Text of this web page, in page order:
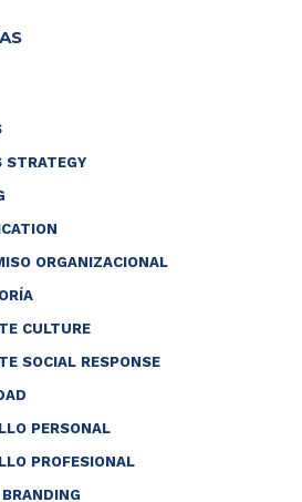
STRATEGY
ORGANIZACIONAL
CULTURE
SOCIAL RESPONSE
PERSONAL
PROFESIONAL